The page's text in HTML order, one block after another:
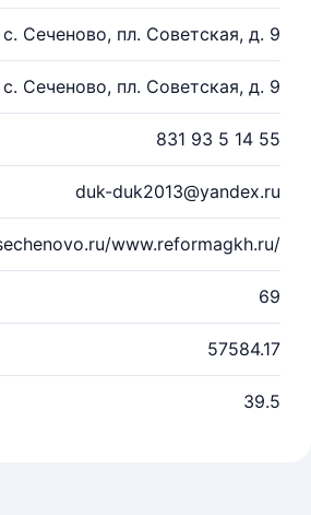
с. Сеченово, пл. Советская, д. 9
с. Сеченово, пл. Советская, д. 9
831 93 5 14 55
duk-duk2013@yandex.ru
www.reformagkh.ru/
69
57584.17
39.5